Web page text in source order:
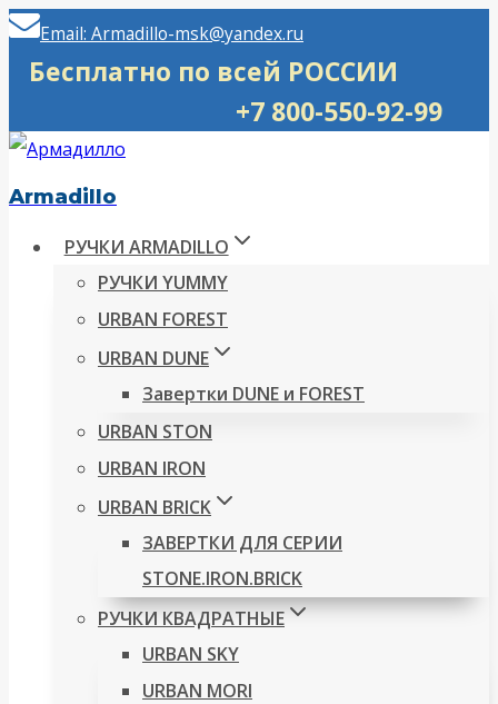
Перейти
Email: Armadillo-msk@yandex.ru
Бесплатно по всей РОССИИ
+7 800-550-92-99
Armadillo
РУЧКИ ARMADILLO
РУЧКИ YUMMY
URBAN FOREST
URBAN DUNE
Завертки DUNE и FOREST
URBAN STON
URBAN IRON
URBAN BRICK
ЗАВЕРТКИ ДЛЯ СЕРИИ
STONE.IRON.BRICK
РУЧКИ КВАДРАТНЫЕ
URBAN SKY
URBAN MORI